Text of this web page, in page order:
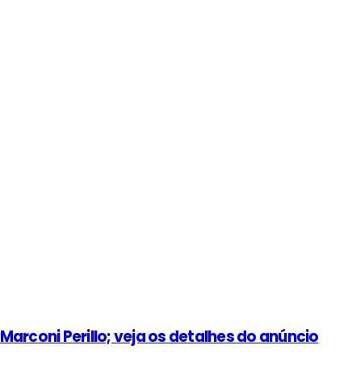
Perillo; veja os detalhes do anúncio